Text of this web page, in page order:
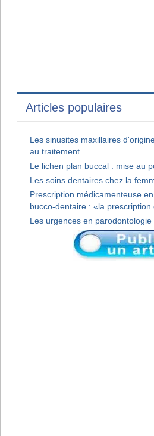
Articles populaires
Les sinusites maxillaires
au traitement
Le lichen plan buccal : mise au
Les soins dentaires chez la
Prescription médicamenteuse
bucco-dentaire : «la
Les urgences en parodontologie